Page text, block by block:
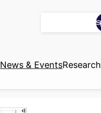
News & EventsResearch